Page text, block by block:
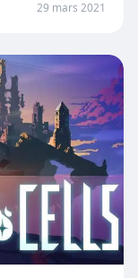
29 mars 2021